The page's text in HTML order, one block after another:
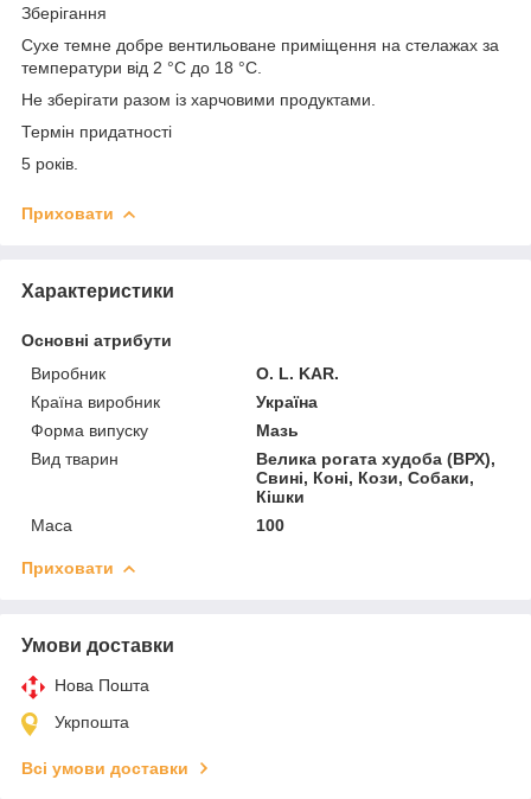
Зберігання
Сухе темне добре вентильоване приміщення на стелажах за
температури від 2 °C до 18 °C.
Не зберігати разом із харчовими продуктами.
Термін придатності
5 років.
Приховати
Характеристики
Основні атрибути
Виробник
O. L. KAR.
Країна виробник
Україна
Форма випуску
Мазь
Вид тварин
Велика рогата худоба (ВРХ),
Свині, Коні, Кози, Собаки,
Кішки
Маса
100
Приховати
Умови доставки
Нова Пошта
Укрпошта
Всі умови доставки